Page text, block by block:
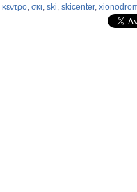
κεντρο, σκι, ski, skicenter,